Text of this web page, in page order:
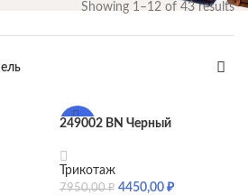
Showing 1–12 of 43 results
-44%
249002 BN Черный
Трикотаж
7950,00₽ 4450,00 ₽